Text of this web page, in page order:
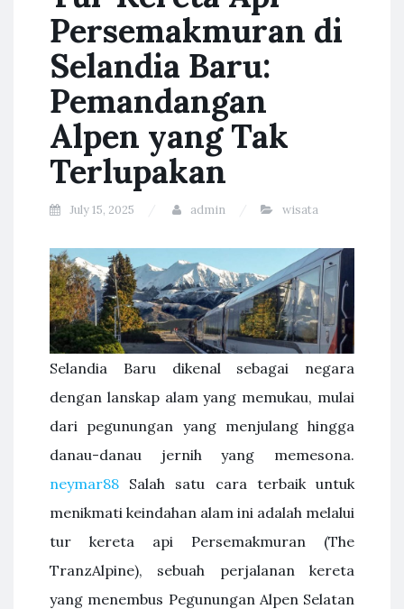
Persemakmuran di
Selandia Baru:
Pemandangan
Alpen yang Tak
Terlupakan
July 15, 2025 admin wisata
Selandia Baru dikenal sebagai negara
dengan lanskap alam yang memukau, mulai
dari pegunungan yang menjulang hingga
danau-danau jernih yang memesona.
neymar88 Salah satu cara terbaik untuk
menikmati keindahan alam ini adalah melalui
tur kereta api Persemakmuran (The
TranzAlpine), sebuah perjalanan kereta
yang menembus Pegunungan Alpen Selatan